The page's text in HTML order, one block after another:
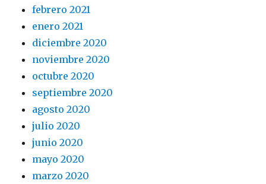
febrero 2021
enero 2021
diciembre 2020
noviembre 2020
octubre 2020
septiembre 2020
agosto 2020
julio 2020
junio 2020
mayo 2020
marzo 2020